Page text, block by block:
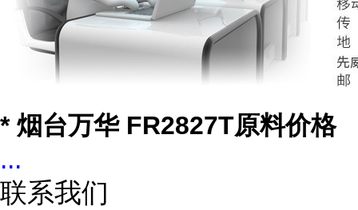
* 烟台万华 FR2827T原料价格
...
联系我们